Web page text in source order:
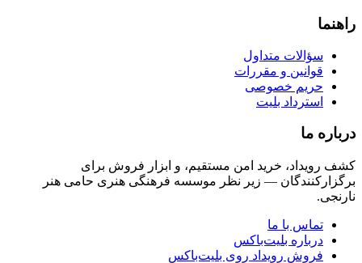
راهنما
سؤالات متداول
قوانین و مقررات
حریم خصوصی
استرداد بلیت
درباره ما
کشف رویداد، خرید امن مستقیم، و ابزار فروش برای
برگزارکنندگان — زیر نظر موسسه فرهنگی هنری حامی هنر
نارنجی.
تماس با ما
درباره بلیت‌باکس
فروش رویداد روی بلیت‌باکس